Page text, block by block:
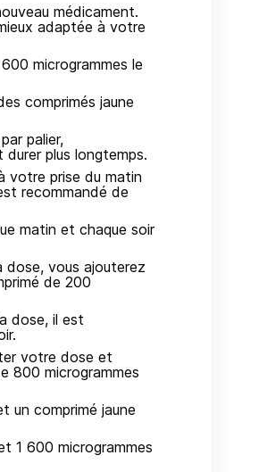
médicament.
adaptée à votre
microgrammes le
comprimés jaune
palier,
durer plus longtemps.
votre prise du matin
recommandé de
matin et chaque soir
dose, vous ajouterez
de 200
dose, il est
votre dose et
800 microgrammes
un comprimé jaune
1 600 microgrammes